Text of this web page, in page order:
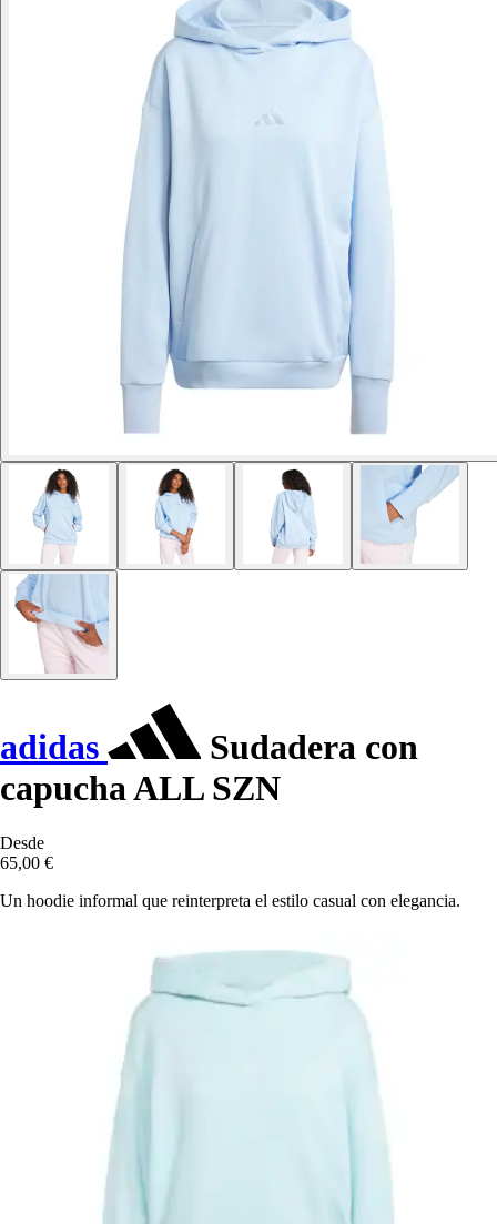
adidas
Sudadera con
capucha ALL SZN
Desde
65,00 €
Un hoodie informal que reinterpreta el estilo casual con elegancia.